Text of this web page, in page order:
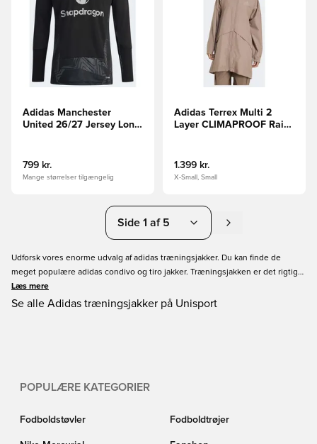
Adidas Manchester
United 26/27 Jersey Long
799 kr.
Mange størrelser tilgængelig
Adidas Terrex Multi 2
Layer CLIMAPROOF Rain
1.399 kr.
X-Small, Small
Side 1 af 5
Udforsk vores enorme udvalg af adidas træningsjakker. Du kan finde de
meget populære adidas condivo og tiro jakker. Træningsjakken er det rigtige
valg, hvis du vil have en jakke, der beskytter mod vinden eller når du løber.
Adidas træningsjakker fås i alle størrelser til børn og voksne.
Læs mere
Se alle Adidas træningsjakker på Unisport
POPULÆRE KATEGORIER
Fodboldstøvler Fodboldtrøjer